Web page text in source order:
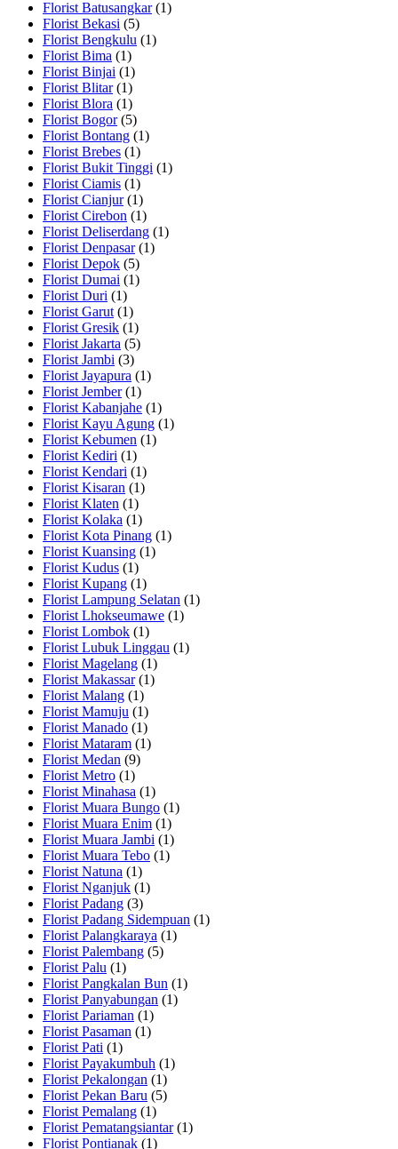
Florist Batusangkar(1)
Florist Bekasi (5)
Florist Bengkulu (1)
Florist Bima (1)
Florist Binjai (1)
Florist Blitar(1)
Florist Blora (1)
Florist Bogor(5)
Florist Bontang (1)
Florist Brebes (1)
Florist Bukit Tinggi (1)
Florist Ciamis (1)
Florist Cianjur(1)
Florist Cirebon (1)
Florist Deliserdang (1)
Florist Denpasar(1)
Florist Depok (5)
Florist Dumai (1)
Florist Duri (1)
Florist Garut (1)
Florist Gresik (1)
Florist Jakarta (5)
Florist Jambi (3)
Florist Jayapura (1)
Florist Jember(1)
Florist Kabanjahe (1)
Florist Kayu Agung (1)
Florist Kebumen (1)
Florist Kediri (1)
Florist Kendari (1)
Florist Kisaran (1)
Florist Klaten (1)
Florist Kolaka (1)
Florist Kota Pinang (1)
Florist Kuansing (1)
Florist Kudus (1)
Florist Kupang (1)
Florist Lampung Selatan (1)
Florist Lhokseumawe (1)
Florist Lombok (1)
Florist Lubuk Linggau (1)
Florist Magelang (1)
Florist Makassar(1)
Florist Malang (1)
Florist Mamuju (1)
Florist Manado (1)
Florist Mataram (1)
Florist Medan (9)
Florist Metro (1)
Florist Minahasa (1)
Florist Muara Bungo (1)
Florist Muara Enim (1)
Florist Muara Jambi (1)
Florist Muara Tebo (1)
Florist Natuna (1)
Florist Nganjuk (1)
Florist Padang (3)
Florist Padang Sidempuan (1)
Florist Palangkaraya (1)
Florist Palembang (5)
Florist Palu (1)
Florist Pangkalan Bun (1)
Florist Panyabungan (1)
Florist Pariaman (1)
Florist Pasaman (1)
Florist Pati (1)
Florist Payakumbuh (1)
Florist Pekalongan (1)
Florist Pekan Baru (5)
Florist Pemalang (1)
Florist Pematangsiantar(1)
Florist Pontianak (1)